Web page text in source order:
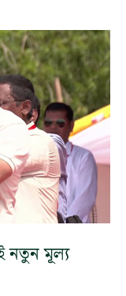
নতুন মূল্য